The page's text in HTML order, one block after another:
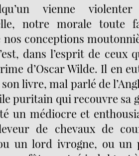
vienne
notre morale toute
nos conceptions
dans l’esprit de ceux
d’Oscar Wilde. Il en
son livre, mal parlé de
puritain qui recouvre sa
un médiocre et
de chevaux de
un lord ivrogne, ou un